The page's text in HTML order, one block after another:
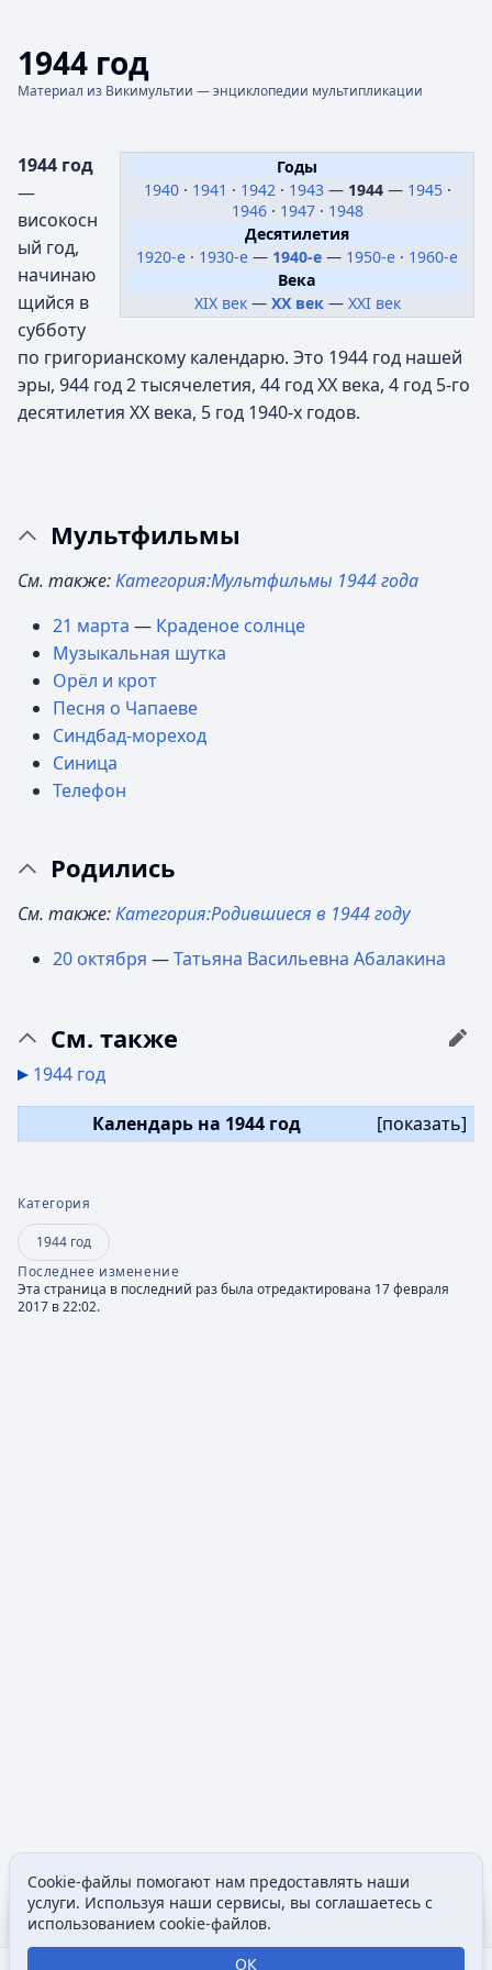
1944 год
Материал из Викимультии — энциклопедии мультипликации
Просмотры
Годы
1940 · 1941 · 1942 · 1943 — 1944 — 1945 ·
1946 · 1947 · 1948
Десятилетия
1920-е · 1930-е — 1940-е — 1950-е · 1960-е
Века
XIX век— XX век— XXI век
1944 год
—
високосн
ый год,
начинаю
щийся в
субботу
по григорианскому календарю. Это 1944 год нашей
эры, 944 год 2 тысячелетия, 44 год XX века, 4 год 5-го
десятилетия XX века, 5 год 1940-х годов.
Мультфильмы
См. также:Категория:Мультфильмы 1944 года
21 марта — Краденое солнце
Музыкальная шутка
Орёл и крот
Песня о Чапаеве
Синдбад-мореход
Синица
Телефон
Родились
См. также:Категория:Родившиеся в 1944 году
20 октября —Татьяна Васильевна Абалакина
См. также
1944 год
[показать]
Календарь на 1944 год
Содержание
Категория
1944 год
Последнее изменение
Эта страница в последний раз была отредактирована 17 февраля
2017 в 22:02.
Cookie-файлы помогают нам предоставлять наши
услуги. Используя наши сервисы, вы соглашаетесь с
использованием cookie-файлов.
ОК